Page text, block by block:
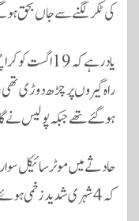
کی ٹکر لگنے سے جاں بحق
یاد رہے کہ 19
ہوگئے تھے جبکہ پولیس نے
حادثے میں موٹر سائیکل
کہ 4 شہری شدید زخمی ہوئے تھے۔